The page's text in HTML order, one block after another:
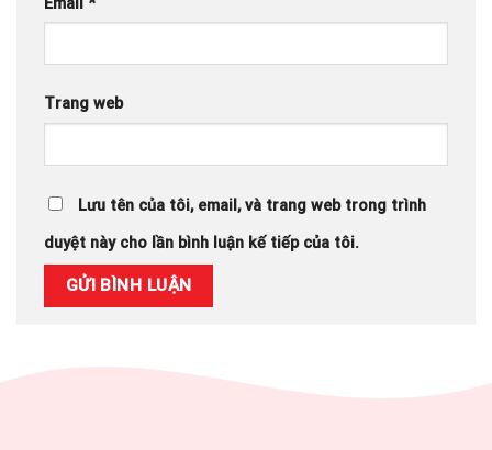
Trang web
Lưu tên của tôi, email, và trang web trong trình
duyệt này cho lần bình luận kế tiếp của tôi.